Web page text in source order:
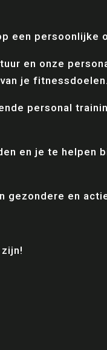
een persoonlijke
en onze
je fitnessdoelen.
personal
en je te helpen
gezondere en